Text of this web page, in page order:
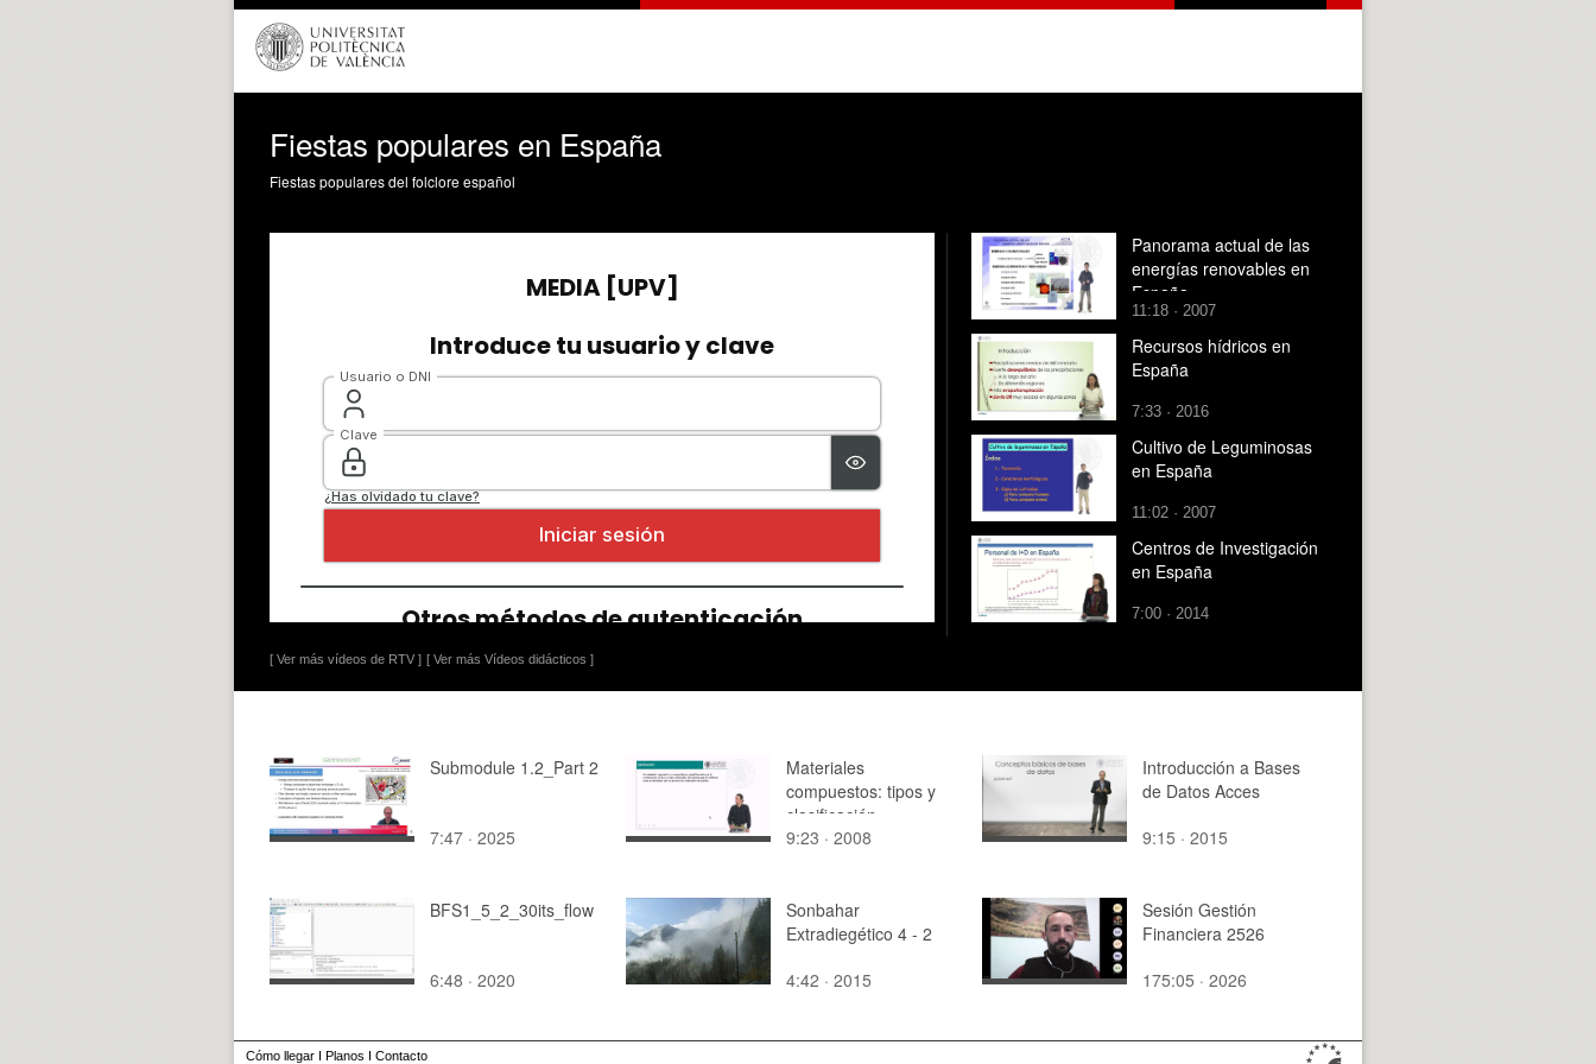
Fiestas populares en España
Fiestas populares del folclore español
[ Ver más vídeos de RTV ] [ Ver más Vídeos didácticos ]
Panorama actual de las
energías renovables en
España
11:18 · 2007
Recursos hídricos en
España
7:33 · 2016
Cultivo de Leguminosas
en España
11:02 · 2007
Centros de Investigación
en España
7:00 · 2014
Submodule 1.2_Part 2
7:47 · 2025
Materiales
compuestos: tipos y
clasificación
9:23 · 2008
Introducción a Bases
de Datos Acces
9:15 · 2015
BFS1_5_2_30its_flow
6:48 · 2020
Sonbahar
Extradiegético 4 - 2
4:42 · 2015
Sesión Gestión
Financiera 2526
175:05 · 2026
Cómo llegar I Planos I Contacto